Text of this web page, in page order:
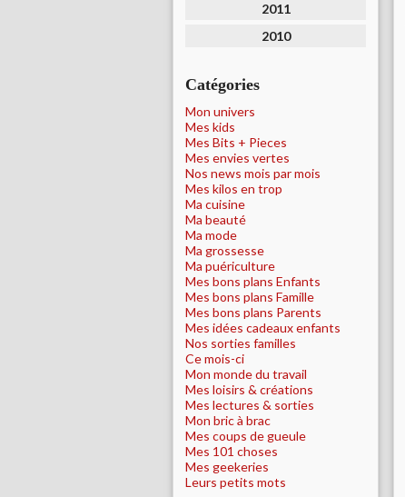
2011
2010
Catégories
Mon univers
Mes kids
Mes Bits + Pieces
Mes envies vertes
Nos news mois par mois
Mes kilos en trop
Ma cuisine
Ma beauté
Ma mode
Ma grossesse
Ma puériculture
Mes bons plans Enfants
Mes bons plans Famille
Mes bons plans Parents
Mes idées cadeaux enfants
Nos sorties familles
Ce mois-ci
Mon monde du travail
Mes loisirs & créations
Mes lectures & sorties
Mon bric à brac
Mes coups de gueule
Mes 101 choses
Mes geekeries
Leurs petits mots